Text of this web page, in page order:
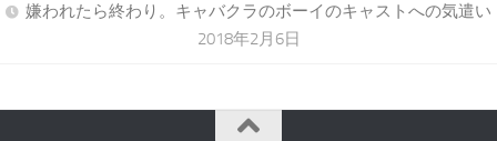
嫌われたら終わり。キャバクラのボーイのキャストへの気遣い
2018年2月6日